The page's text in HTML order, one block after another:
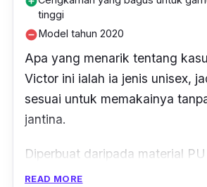
tinggi
remove_circleModel tahun 2020
Apa yang menarik tentang
Victor ini ialah ia jenis unisex,
sesuai untuk memakainya
jantina.
Diperbuat daripada material
leatherbersama dengan
READ MORE